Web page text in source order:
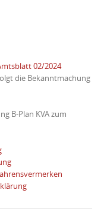
02/2024
die Bekanntmachung
B-Plan KVA zum